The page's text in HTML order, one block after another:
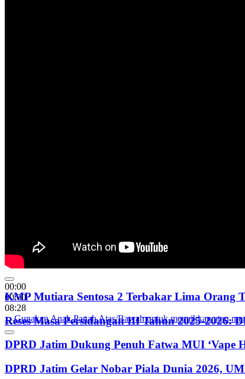
00:00
00:00
08:28
Gunakan Anak Panah Atas/Bawah untuk menaikkan atau
KMP Mutiara Sentosa 2 Terbakar Lima Orang
Reses Masa Persidangan III Tahun 2025-2026:
DPRD Jatim Dukung Penuh Fatwa MUI ‘Vape
DPRD Jatim Gelar Nobar Piala Dunia 2026,